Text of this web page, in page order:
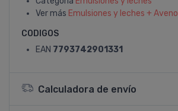
Ver más Emulsiones y leches + Aveno
CODIGOS
EAN 7793742901331
Calculadora de envío